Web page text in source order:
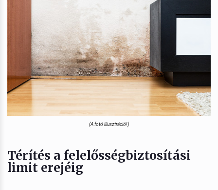
(A fotó illusztráció!)
Térítés a felelősségbiztosítási
limit erejéig